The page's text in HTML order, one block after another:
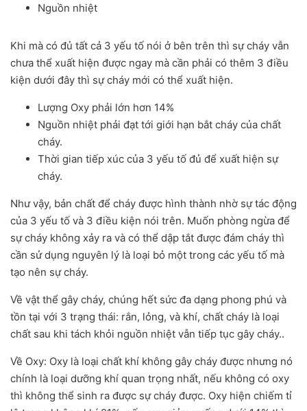
Nguồn nhiệt
Khi mà có đủ tất cả 3 yếu tố nói ở bên trên thì sự cháy vẫn
chưa thể xuất hiện được ngay mà cần phải có thêm 3 điều
kiện dưới đây thì sự cháy mới có thể xuất hiện.
Lượng Oxy phải lớn hơn 14%
Nguồn nhiệt phải đạt tới giới hạn bắt cháy của chất
cháy.
Thời gian tiếp xúc của 3 yếu tố đủ để xuất hiện sự
cháy.
Như vậy, bản chất để cháy được hình thành nhờ sự tác động
của 3 yếu tố và 3 điều kiện nói trên. Muốn phòng ngừa để
sự cháy không xảy ra và có thể dập tắt được đám cháy thì
cần sử dụng nguyên lý là loại bỏ một trong các yếu tố mà
tạo nên sự cháy.
Về vật thể gây cháy, chúng hết sức đa dạng phong phú và
tồn tại với 3 trạng thái: rắn, lỏng, và khí, chất cháy là loại
chất sau khi tách khỏi nguồn nhiệt vẫn tiếp tục gây cháy..
Về Oxy: Oxy là loại chất khí không gây cháy được nhưng nó
chính là loại dưỡng khí quan trọng nhất, nếu không có oxy
thì không thể sinh ra được sự cháy được. Oxy hiện chiếm tỉ